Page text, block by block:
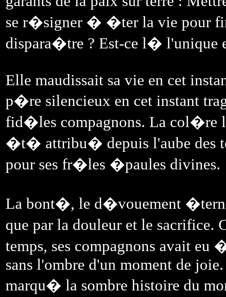
se r�signer � �ter la vie pour
dispara�tre ? Est-ce l� l'unique
Elle maudissait sa vie en cet
p�re silencieux en cet instant
fid�les compagnons. La col�re
�t� attribu� depuis l'aube des
pour ses fr�les �paules divines.
La bont�, le d�vouement
que par la douleur et le
temps, ses compagnons avait
sans l'ombre d'un moment de
marqu� la sombre histoire du